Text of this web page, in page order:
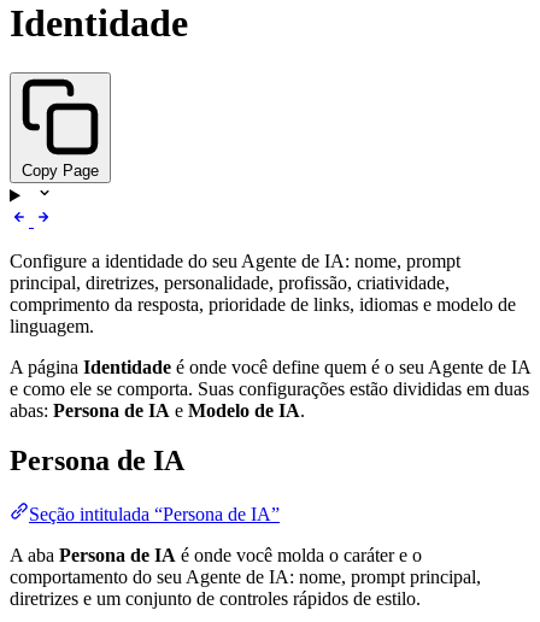
Identidade
Copy Page
Configure a identidade do seu Agente de IA: nome, prompt
principal, diretrizes, personalidade, profissão, criatividade,
comprimento da resposta, prioridade de links, idiomas e modelo de
linguagem.
A página Identidade é onde você define quem é o seu Agente de IA
e como ele se comporta. Suas configurações estão divididas em duas
abas: Persona de IA e Modelo de IA.
Persona de IA
Seção intitulada “Persona de IA”
A aba Persona de IA é onde você molda o caráter e o
comportamento do seu Agente de IA: nome, prompt principal,
diretrizes e um conjunto de controles rápidos de estilo.